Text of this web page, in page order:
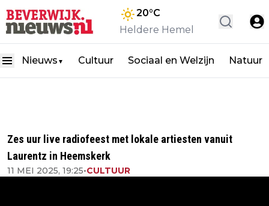
20°C
Heldere Hemel
Nieuws ▼ Cultuur Sociaal en Welzijn Natuur
Zes uur live radiofeest met lokale artiesten vanuit
Laurentz in Heemskerk
11 MEI 2025, 19:25•CULTUUR